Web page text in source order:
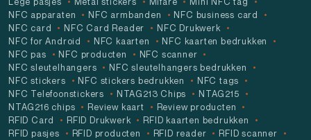
NFC apparaten
NFC armbanden
NFC business card
NFC card
NFC Card Reader
NFC Drukwerk
NFC for Android
NFC kaarten
NFC kaarten bedrukken
NFC pas
NFC producten
NFC scanner
NFC sleutelhangers
NFC sleutelhangers bedrukken
NFC stickers
NFC stickers bedrukken
NFC tags
NFC Telefoonstickers
NTAG213 Chips
NTAG215
NTAG216 chips
Review kaart
Review producten
RFID Card
RFID Drukwerk
RFID kaarten bedrukken
RFID pasjes
RFID producten RFID reader
RFID scanner